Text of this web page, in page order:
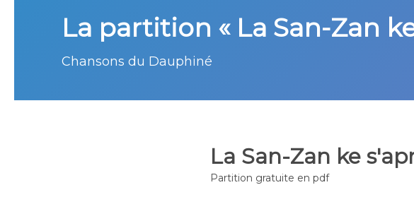
La partition « La San-Zan
Chansons du Dauphiné
La San-Zan ke
Partition gratuite en pdf